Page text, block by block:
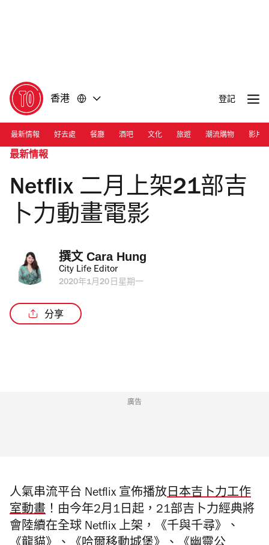
香港 登記
最新情報 好去處 餐廳 酒吧 文化 旅遊 潮流購物 影片
最新情報
Netflix 二月上架21部吉
卜力動畫電影
撰文 Cara Hung
City Life Editor
2020年1月20日星期一
分享
廣告
人氣串流平台 Netflix宣佈播放日本吉卜力工作
室動畫 ！由今年2月1日起，21部吉卜力經典將
會陸續在全球 Netflix 上架，《千與千尋》、